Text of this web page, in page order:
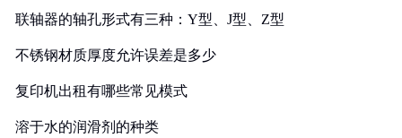
联轴器的轴孔形式有三种：Y型、J型、Z型
不锈钢材质厚度允许误差是多少
复印机出租有哪些常见模式
溶于水的润滑剂的种类